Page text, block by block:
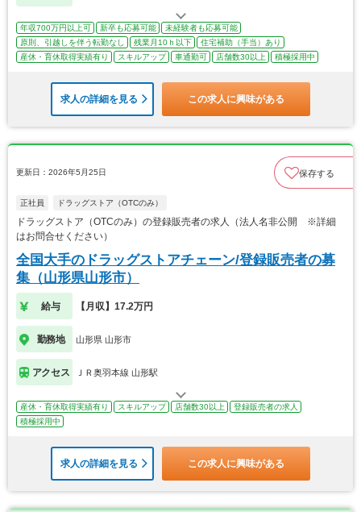
年収700万円以上可 新卒も応募可能
未経験者も応募可能
原則、引越しを伴う転勤なし
残業月10ｈ以下
住宅補助（手当）あり
産休・育休取得実績有り
スキルアップ 車通勤可 店舗数30以上 積極採用中
求人の詳細を見る この求人に興味がある
更新日：2026年5月25日 保存する
正社員 ドラッグストア（OTCのみ）
ドラッグストア（OTCのみ）の登録販売者の求人（法人名非公開 ※詳細
はお問合せください）
全国大手のドラッグストアチェーン/登録販売者の募
集（山形県山形市）
給与 【月収】17.2万円
勤務地 山形県 山形市
アクセス ＪＲ奥羽本線 山形駅
産休・育休取得実績有り スキルアップ 店舗数30以上
登録販売者の求人
積極採用中
求人の詳細を見る この求人に興味がある